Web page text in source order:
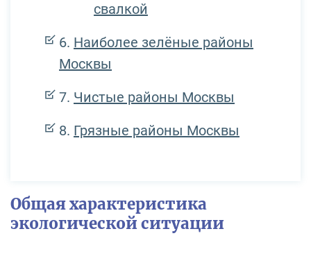
свалкой
Наиболее зелёные районы
Москвы
Чистые районы Москвы
Грязные районы Москвы
Общая характеристика
экологической ситуации